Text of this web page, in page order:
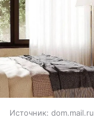
Источник: dom.mail.ru